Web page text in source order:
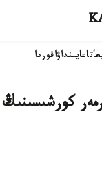
تاعايىنداۋاقوردا